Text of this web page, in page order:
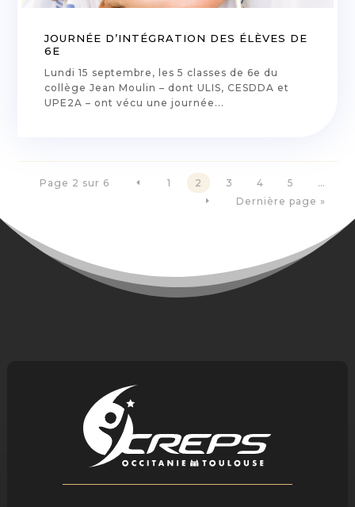
JOURNÉE D’INTÉGRATION DES ÉLÈVES DE
6E
Lundi 15 septembre, les 5 classes de 6e du
collège Jean Moulin – dont ULIS, CESDDA et
UPE2A – ont vécu une journée...
Page 2 sur 6 D 1 2 3 4 5 …
E Dernière page »